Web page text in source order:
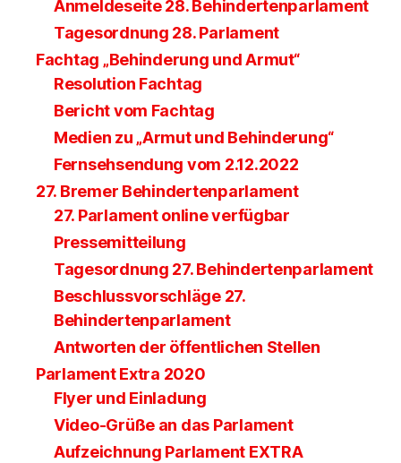
Anmeldeseite 28. Behindertenparlament
Tagesordnung 28. Parlament
Fachtag „Behinderung und Armut“
Resolution Fachtag
Bericht vom Fachtag
Medien zu „Armut und Behinderung“
Fernsehsendung vom 2.12.2022
27. Bremer Behindertenparlament
27. Parlament online verfügbar
Pressemitteilung
Tagesordnung 27. Behindertenparlament
Beschlussvorschläge 27.
Behindertenparlament
Antworten der öffentlichen Stellen
Parlament Extra 2020
Flyer und Einladung
Video-Grüße an das Parlament
Aufzeichnung Parlament EXTRA